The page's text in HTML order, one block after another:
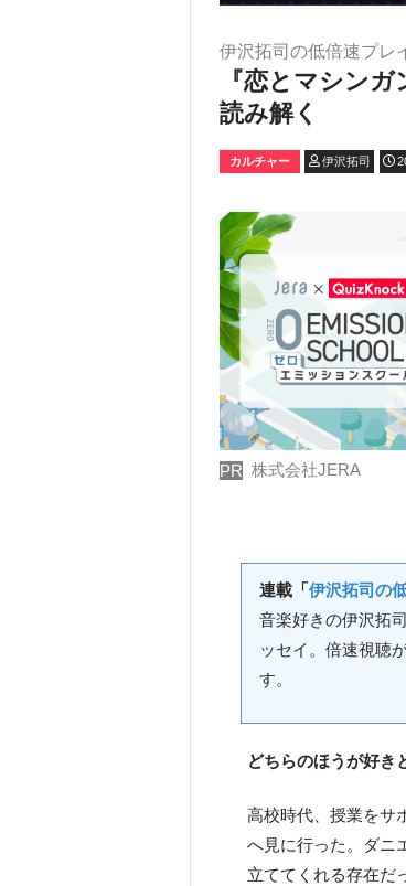
伊沢拓司の低倍速プレ
『恋とマシン
読み解く
カルチャー 伊沢拓司
PR 株式会社JERA
連載「伊沢拓司の
音楽好きの伊沢拓
ッセイ。倍速視聴
す。
どちらのほうが好き
高校時代、授業をサ
へ見に行った。ダニ
立ててくれる存在だ